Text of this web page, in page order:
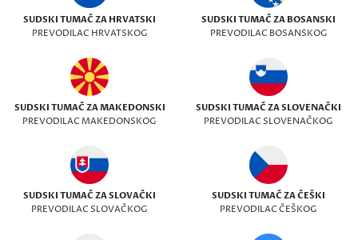
SUDSKI TUMAČ ZA HRVATSKI
PREVODILAC HRVATSKOG
SUDSKI TUMAČ ZA BOSANSKI
PREVODILAC BOSANSKOG
SUDSKI TUMAČ ZA MAKEDONSKI
PREVODILAC MAKEDONSKOG
SUDSKI TUMAČ ZA SLOVENAČKI
PREVODILAC SLOVENAČKOG
SUDSKI TUMAČ ZA SLOVAČKI
PREVODILAC SLOVAČKOG
SUDSKI TUMAČ ZA ČEŠKI
PREVODILAC ČEŠKOG